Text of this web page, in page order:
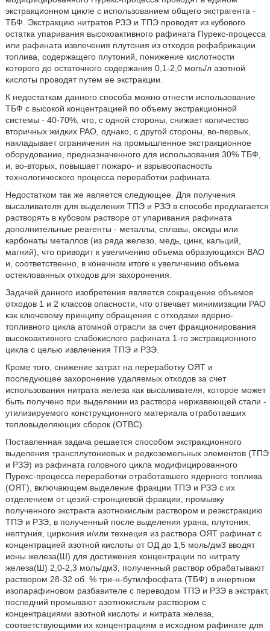
экстракционном цикле с использованием общего экстрагента -
ТБФ. Экстракцию нитратов РЗЭ и ТПЭ проводят из кубового
остатка упаривания высокоактивного рафината Пурекс-процесса
или рафината извлечения плутония из отходов рефабрикации
топлива, содержащего плутоний, понижение кислотности
которого до остаточного содержания 0,1-2,0 моль/л азотной
кислоты проводят путем ее экстракции.
К недостаткам данного способа можно отнести использование
ТБФ с высокой концентрацией по объему экстракционной
системы - 40-70%, что, с одной стороны, снижает количество
вторичных жидких РАО, однако, с другой стороны, во-первых,
накладывает ограничения на промышленное экстракционное
оборудование, предназначенного для использования 30% ТБФ,
и, во-вторых, повышает пожаро- и взрывоопасность
технологического процесса переработки рафината.
Недостатком так же является следующее. Для получения
высаливателя для выделения ТПЭ и РЗЭ в способе предлагается
растворять в кубовом растворе от упаривания рафината
дополнительные реагенты - металлы, сплавы, оксиды или
карбонаты металлов (из ряда железо, медь, цинк, кальций,
магний), что приводит к увеличению объема образующихся ВАО
и, соответственно, в конечном итоге к увеличению объема
остеклованных отходов для захоронения.
Задачей данного изобретения является сокращение объемов
отходов 1 и 2 классов опасности, что отвечает минимизации РАО
как ключевому принципу обращения с отходами ядерно-
топливного цикла атомной отрасли за счет фракционирования
высокоактивного слабокислого рафината 1-го экстракционного
цикла с целью извлечения ТПЭ и РЗЭ.
Кроме того, снижение затрат на переработку ОЯТ и
последующее захоронение удаляемых отходов за счет
использования нитрата железа как высаливателя, которое может
быть получено при выделении из раствора нержавеющей стали -
утилизируемого конструкционного материала отработавших
тепловыделяющих сборок (ОТВС).
Поставленная задача решается способом экстракционного
выделения трансплутониевых и редкоземельных элементов (ТПЭ
и РЗЭ) из рафината головного цикла модифицированного
Пурекс-процесса переработки отработавшего ядерного топлива
(ОЯТ), включающем выделение фракции ТПЭ и РЗЭ с их
отделением от цезий-стронциевой фракции, промывку
полученного экстракта азотнокислым раствором и реэкстракцию
ТПЭ и РЗЭ, в полученный после выделения урана, плутония,
нептуния, циркония и/или технеция из раствора ОЯТ рафинат с
концентрацией азотной кислоты от ОД до 1,5 моль/дм3 вводят
ионы железа(Ш) для достижения концентрации по нитрату
железа(Ш) 2,0-2,3 моль/дм3, полученный раствор обрабатывают
раствором 28-32 об. % три-н-бутилфосфата (ТБФ) в инертном
изопарафиновом разбавителе с переводом ТПЭ и РЗЭ в экстракт,
последний промывают азотнокислым раствором с
концентрациями азотной кислоты и нитрата железа,
соответствующими их концентрациям в исходном рафинате для